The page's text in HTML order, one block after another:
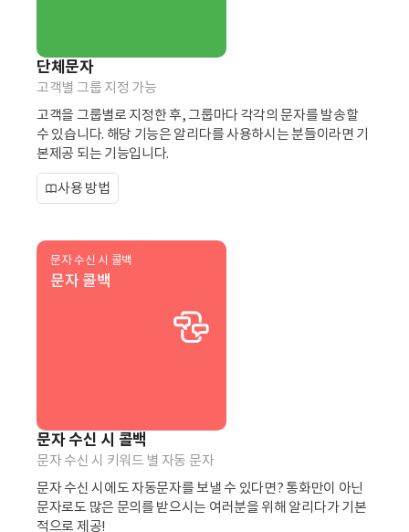
단체문자
고객별 그룹 지정 가능
고객을 그룹별로 지정한 후, 그룹마다 각각의 문자를 발송할
수 있습니다. 해당 기능은 알리다를 사용하시는 분들이라면 기
본제공 되는 기능입니다.
사용 방법
문자 수신 시 콜백
문자 콜백
문자 수신 시 콜백
문자 수신 시 키워드 별 자동 문자
문자 수신 시에도 자동문자를 보낼 수 있다면? 통화만이 아닌
문자로도 많은 문의를 받으시는 여러분을 위해 알리다가 기본
적으로 제공!